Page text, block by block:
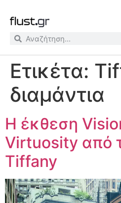
Ετικέτα:
διαμάντια
Η έκθεση
Virtuosity από
Tiffany